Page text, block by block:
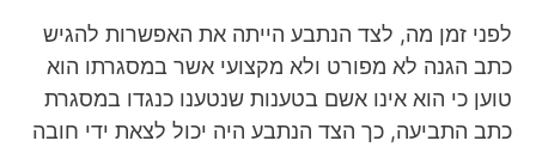
לפני זמן מה, לצד הנתבע הייתה את האפשרות להגיש
כתב הגנה לא מפורט ולא מקצועי אשר במסגרתו הוא
טוען כי הוא אינו אשם בטענות שנטענו כנגדו במסגרת
כתב התביעה, כך הצד הנתבע היה יכול לצאת ידי חובה